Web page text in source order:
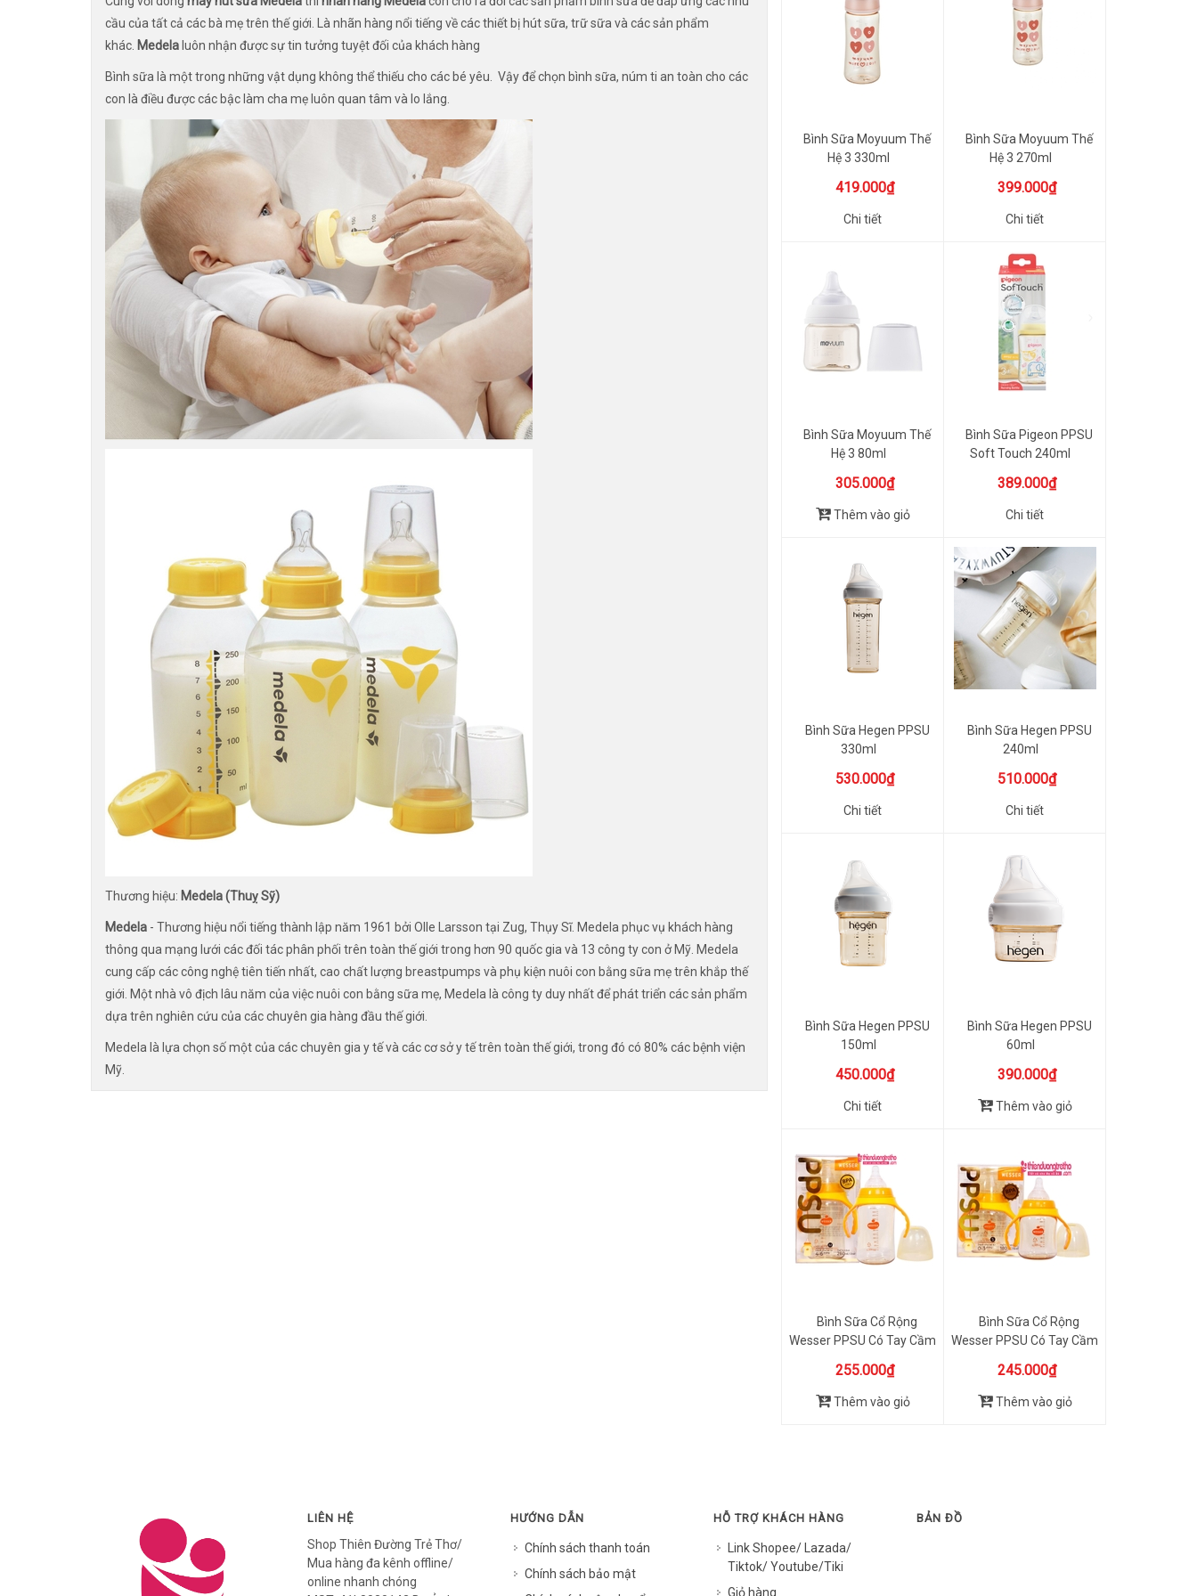
cầu của tất cả các bà mẹ trên thế giới. Là nhãn hàng nổi tiếng về các thiết bị hút sữa, trữ sữa và các sản phẩm
khác. Medela luôn nhận được sự tin tưởng tuyệt đối của khách hàng
Bình sữa là một trong những vật dụng không thể thiếu cho các bé yêu. Vậy để chọn bình sữa, núm ti an toàn cho các
con là điều được các bậc làm cha mẹ luôn quan tâm và lo lắng.
Thương hiệu: Medela (Thuỵ Sỹ)
Medela - Thương hiệu nổi tiếng thành lập năm 1961 bởi Olle Larsson tại Zug, Thụy Sĩ. Medela phục vụ khách hàng
thông qua mạng lưới các đối tác phân phối trên toàn thế giới trong hơn 90 quốc gia và 13 công ty con ở Mỹ. Medela
cung cấp các công nghệ tiên tiến nhất, cao chất lượng breastpumps và phụ kiện nuôi con bằng sữa mẹ trên khắp thế
giới. Một nhà vô địch lâu năm của việc nuôi con bằng sữa mẹ, Medela là công ty duy nhất để phát triển các sản phẩm
dựa trên nghiên cứu của các chuyên gia hàng đầu thế giới.
Medela là lựa chọn số một của các chuyên gia y tế và các cơ sở y tế trên toàn thế giới, trong đó có 80% các bệnh viện
Mỹ.
Bình Sữa Moyuum Thế
Hệ 3 330ml
419.000₫
Chi tiết
Bình Sữa Moyuum Thế
Hệ 3 270ml
399.000₫
Chi tiết
Bình Sữa Moyuum Thế
Hệ 3 80ml
305.000₫
Thêm vào giỏ
Bình Sữa Pigeon PPSU
Soft Touch 240ml
389.000₫
Chi tiết
Bình Sữa Hegen PPSU
330ml
530.000₫
Chi tiết
Bình Sữa Hegen PPSU
240ml
510.000₫
Chi tiết
Bình Sữa Hegen PPSU
150ml
450.000₫
Chi tiết
Bình Sữa Hegen PPSU
60ml
390.000₫
Thêm vào giỏ
Bình Sữa Cổ Rộng
Wesser PPSU Có Tay Cầm
255.000₫
Thêm vào giỏ
Bình Sữa Cổ Rộng
Wesser PPSU Có Tay Cầm
245.000₫
Thêm vào giỏ
LIÊN HỆ
Shop Thiên Đường Trẻ Thơ/
Mua hàng đa kênh offline/
online nhanh chóng
HƯỚNG DẪN
Chính sách thanh toán
Chính sách bảo mật
HỖ TRỢ KHÁCH HÀNG
Link Shopee/ Lazada/
Tiktok/ Youtube/Tiki
Giỏ hàng
BẢN ĐỒ